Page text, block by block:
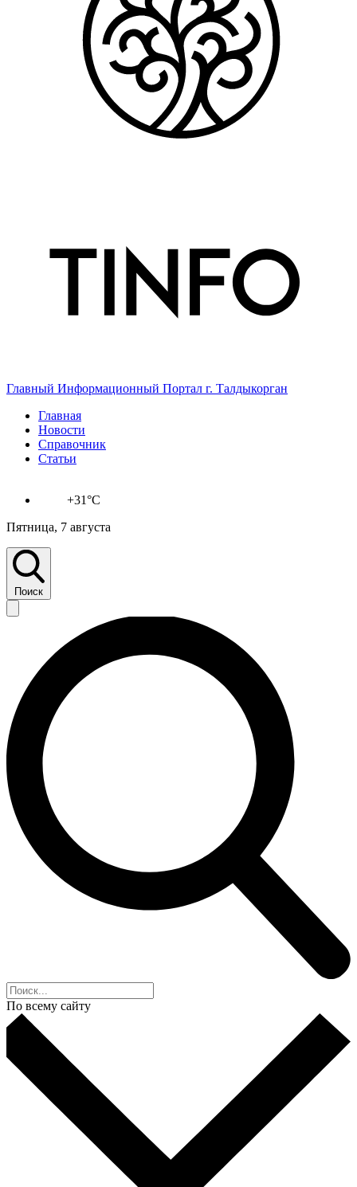
Главный Информационный Портал г. Талдыкорган
Главная
Новости
Справочник
Статьи
+31°C
Пятница, 7 августа
Поиск
По всему сайту